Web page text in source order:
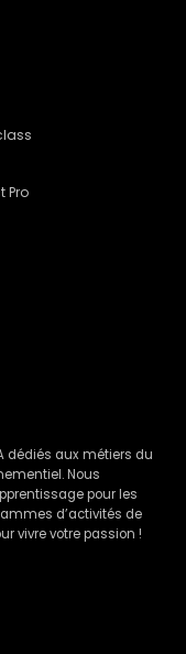
Pro
dédiés aux métiers du
Nous
pour les
d’activités de
vivre votre passion !